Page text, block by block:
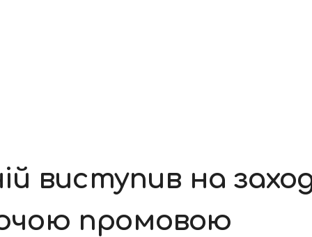
виступив на
промовою